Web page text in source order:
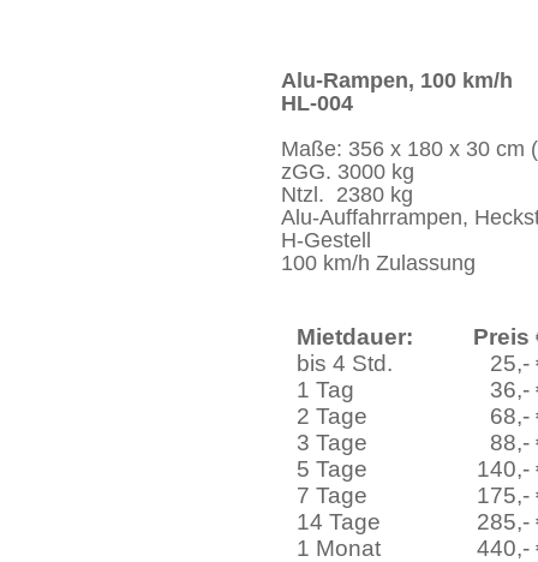
Alu-Rampen, 100 km/h
HL-004
Maße: 356 x 180 x 30 cm
zGG. 3000 kg
Ntzl. 2380 kg
Alu-Auffahrrampen,
H-Gestell
100 km/h Zulassung
Mietdauer:
bis 4 Std.
1 Tag
2 Tage
3 Tage
5 Tage
7 Tage
14 Tage
1 Monat
Preis
25,-
36,-
68,-
88,-
140,-
175,-
285,-
440,-